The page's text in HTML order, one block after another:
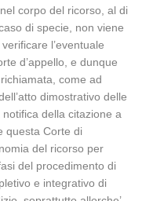
corpo del ricorso, al di
di specie, non viene
l’eventuale
d’appello, e dunque
come ad
dimostrativo delle
notifica della citazione a
questa Corte di
del ricorso per
del procedimento di
e integrativo di